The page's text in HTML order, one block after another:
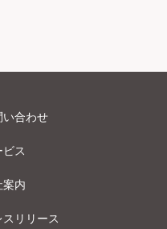
い合わせ
ビス
案内
スリリース